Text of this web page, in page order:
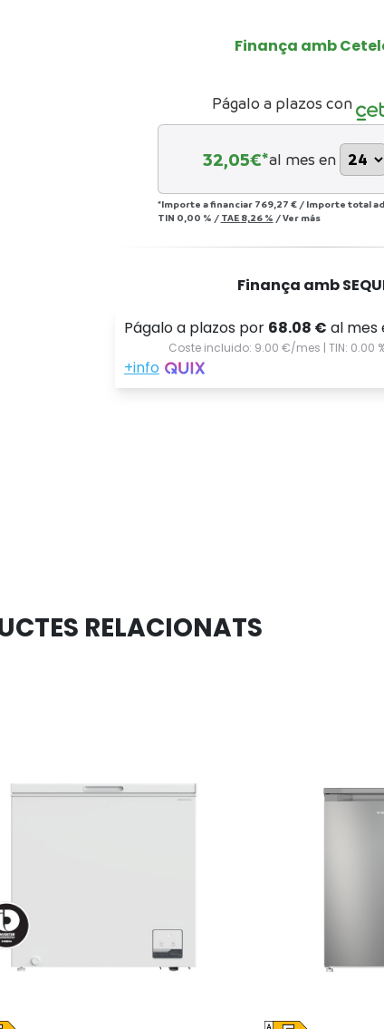
Finança amb
Págalo a plazos con
32,05€*al mes en
*Importe a financiar 769,27 € / Importe total
TIN 0,00 % / TAE 8,26 % /Ver más
Finança amb
RELACIONATS